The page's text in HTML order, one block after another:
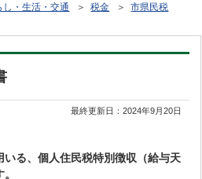
し・生活・交通 ＞税金 ＞市県民税
最終更新日：2024年9月20日
る、個人住民税特別徴収（給与天
。